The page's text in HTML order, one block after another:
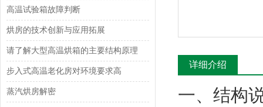
高温试验箱故障判断
烘房的技术创新与应用拓展
请了解大型高温烘箱的主要结构原理
步入式高温老化房对环境要求高
蒸汽烘房解密
详细介绍
一、结构